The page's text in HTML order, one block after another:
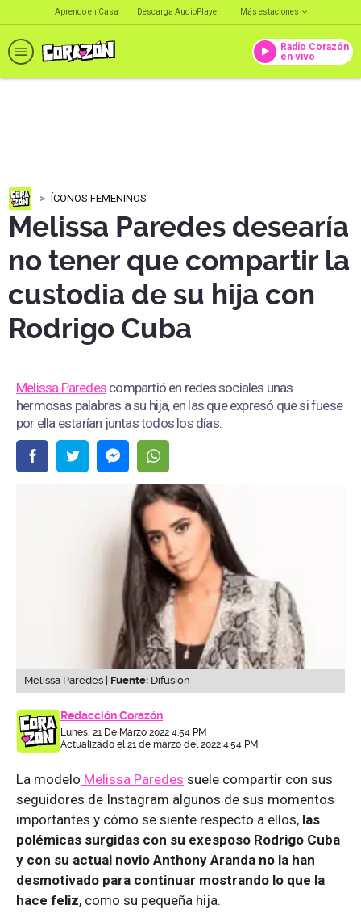
Aprendo en Casa Descarga AudioPlayer Más estaciones
Radio Corazón
en vivo
ÍCONOS FEMENINOS
Melissa Paredes desearía
no tener que compartir la
custodia de su hija con
Rodrigo Cuba
Melissa Paredes compartió en redes sociales unas
hermosas palabras a su hija, en las que expresó que si fuese
por ella estarían juntas todos los días.
Melissa Paredes | Fuente: Difusión
Redacción Corazón
Lunes, 21 De Marzo 2022 4:54 PM
Actualizado el 21 de marzo del 2022 4:54 PM
La modelo Melissa Paredes suele compartir con sus
seguidores de Instagram algunos de sus momentos
importantes y cómo se siente respecto a ellos, las
polémicas surgidas con su exesposo Rodrigo Cuba
y con su actual novio Anthony Aranda no la han
desmotivado para continuar mostrando lo que la
hace feliz, como su pequeña hija.